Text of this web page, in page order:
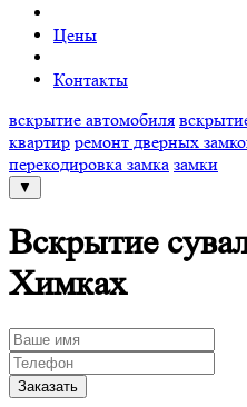
Цены
Контакты
вскрытие автомобиля
квартир ремонт дверных
перекодировка замка замки
▼
Вскрытие
Химках